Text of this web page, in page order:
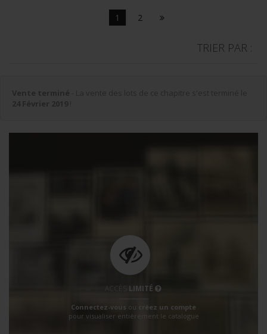
1 2
TRIER PAR :
ACCÈS LIMITÉ
Connectez-vous ou
créez un compte
pour visualiser entièrement le catalogue